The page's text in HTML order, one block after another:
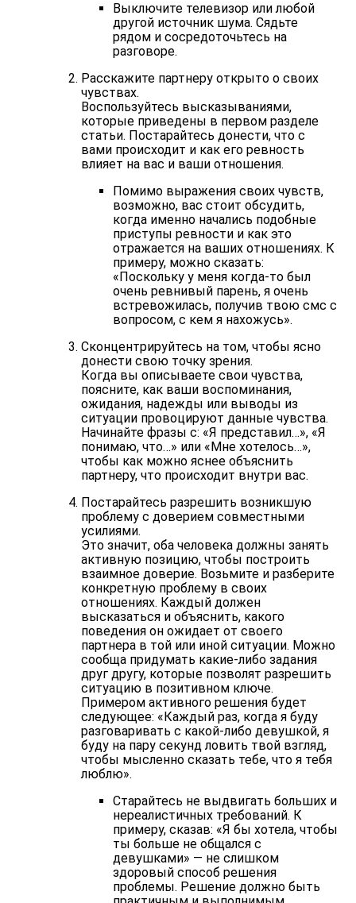
Выключите телевизор или любой
другой источник шума. Сядьте
рядом и сосредоточьтесь на
разговоре.
Расскажите партнеру открыто о своих
чувствах.
Воспользуйтесь высказываниями,
которые приведены в первом разделе
статьи. Постарайтесь донести, что с
вами происходит и как его ревность
влияет на вас и ваши отношения.
Помимо выражения своих чувств,
возможно, вас стоит обсудить,
когда именно начались подобные
приступы ревности и как это
отражается на ваших отношениях. К
примеру, можно сказать:
«Поскольку у меня когда-то был
очень ревнивый парень, я очень
встревожилась, получив твою смс с
вопросом, с кем я нахожусь».
Сконцентрируйтесь на том, чтобы ясно
донести свою точку зрения.
Когда вы описываете свои чувства,
поясните, как ваши воспоминания,
ожидания, надежды или выводы из
ситуации провоцируют данные чувства.
Начинайте фразы с: «Я представил…», «Я
понимаю, что…» или «Мне хотелось…»,
чтобы как можно яснее объяснить
партнеру, что происходит внутри вас.
Постарайтесь разрешить возникшую
проблему с доверием совместными
усилиями.
Это значит, оба человека должны занять
активную позицию, чтобы построить
взаимное доверие. Возьмите и разберите
конкретную проблему в своих
отношениях. Каждый должен
высказаться и объяснить, какого
поведения он ожидает от своего
партнера в той или иной ситуации. Можно
сообща придумать какие-либо задания
друг другу, которые позволят разрешить
ситуацию в позитивном ключе.
Примером активного решения будет
следующее: «Каждый раз, когда я буду
разговаривать с какой-либо девушкой, я
буду на пару секунд ловить твой взгляд,
чтобы мысленно сказать тебе, что я тебя
люблю».
Старайтесь не выдвигать больших и
нереалистичных требований. К
примеру, сказав: «Я бы хотела, чтобы
ты больше не общался с
девушками» — не слишком
здоровый способ решения
проблемы. Решение должно быть